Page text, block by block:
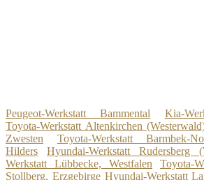
Peugeot-Werkstatt Bammental
Kia-
Toyota-Werkstatt Altenkirchen
Zwesten
Toyota-Werkstatt Barmbek-
Hilders
Hyundai-Werkstatt Rudersberg
Werkstatt Lübbecke, Westfalen
Toyota-
Stollberg, Erzgebirge Hyundai-Werkstatt